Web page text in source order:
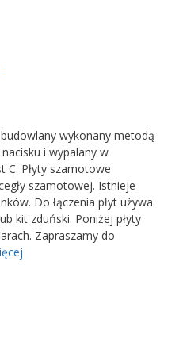
wykonany metodą
i wypalany w
C. Płyty szamotowe
szamotowej. Istnieje
Do łączenia płyt używa
kit zduński. Poniżej płyty
Zapraszamy do